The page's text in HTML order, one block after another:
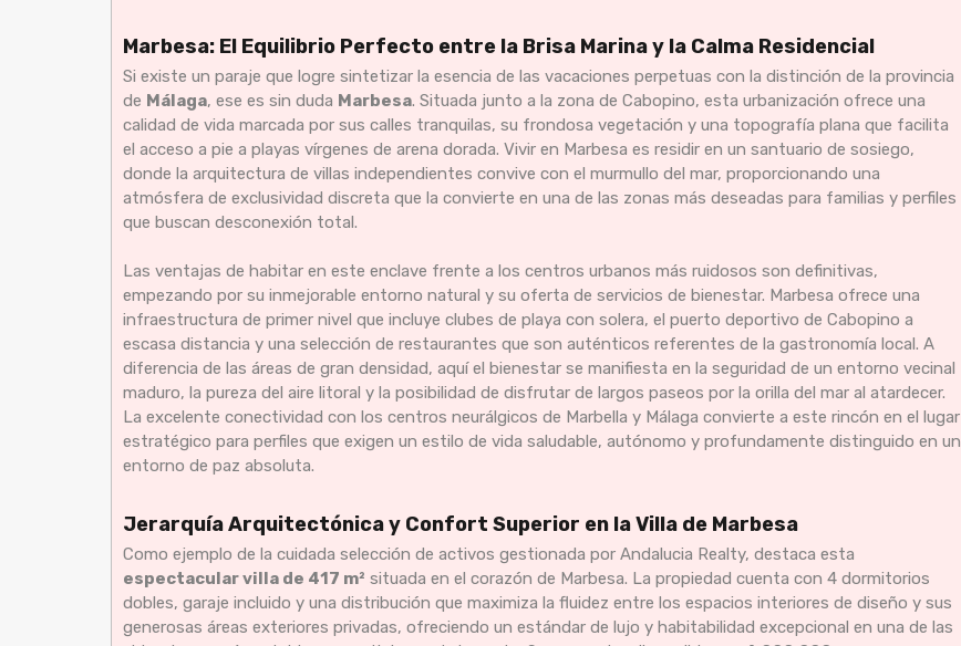
Marbesa: El Equilibrio Perfecto entre la Brisa Marina y la Calma Residencial
Si existe un paraje que logre sintetizar la esencia de las vacaciones perpetuas con la distinción de la provincia
de Málaga, ese es sin duda Marbesa. Situada junto a la zona de Cabopino, esta urbanización ofrece una
calidad de vida marcada por sus calles tranquilas, su frondosa vegetación y una topografía plana que facilita
el acceso a pie a playas vírgenes de arena dorada. Vivir en Marbesa es residir en un santuario de sosiego,
donde la arquitectura de villas independientes convive con el murmullo del mar, proporcionando una
atmósfera de exclusividad discreta que la convierte en una de las zonas más deseadas para familias y perfiles
que buscan desconexión total.
Las ventajas de habitar en este enclave frente a los centros urbanos más ruidosos son definitivas,
empezando por su inmejorable entorno natural y su oferta de servicios de bienestar. Marbesa ofrece una
infraestructura de primer nivel que incluye clubes de playa con solera, el puerto deportivo de Cabopino a
escasa distancia y una selección de restaurantes que son auténticos referentes de la gastronomía local. A
diferencia de las áreas de gran densidad, aquí el bienestar se manifiesta en la seguridad de un entorno vecinal
maduro, la pureza del aire litoral y la posibilidad de disfrutar de largos paseos por la orilla del mar al atardecer.
La excelente conectividad con los centros neurálgicos de Marbella y Málaga convierte a este rincón en el lugar
estratégico para perfiles que exigen un estilo de vida saludable, autónomo y profundamente distinguido en un
entorno de paz absoluta.
Jerarquía Arquitectónica y Confort Superior en la Villa de Marbesa
Como ejemplo de la cuidada selección de activos gestionada por Andalucia Realty, destaca esta
espectacular villa de 417 m² situada en el corazón de Marbesa. La propiedad cuenta con 4 dormitorios
dobles, garaje incluido y una distribución que maximiza la fluidez entre los espacios interiores de diseño y sus
generosas áreas exteriores privadas, ofreciendo un estándar de lujo y habitabilidad excepcional en una de las